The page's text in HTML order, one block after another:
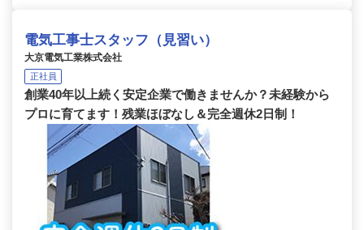
電気工事士スタッフ（見習い）
大京電気工業株式会社
正社員
創業40年以上続く安定企業で働きませんか？未経験から
プロに育てます！残業ほぼなし＆完全週休2日制！